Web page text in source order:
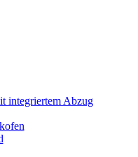
integriertem Abzug